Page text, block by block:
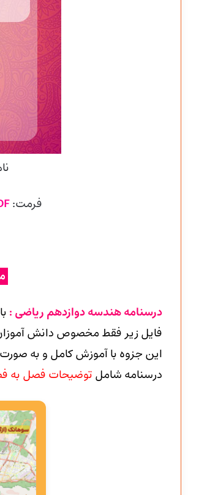
فرمت:
درسنامه هندسه دوازدهم ریاضی :
فایل زیر فقط مخصوص دانش
این جزوه با آموزش کامل و به
درسنامه شامل توضیحات فصل به